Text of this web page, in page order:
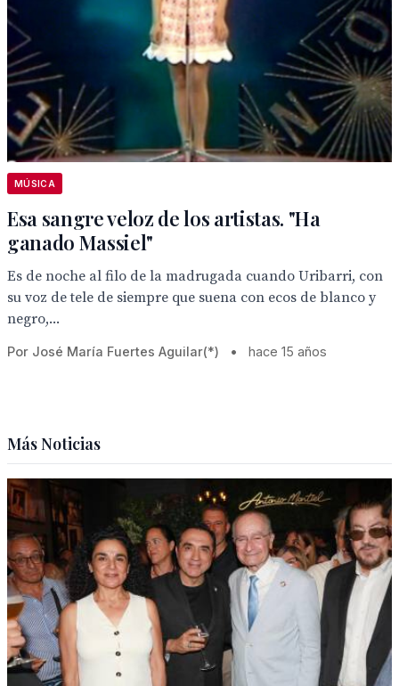
MÚSICA
Esa sangre veloz de los artistas. "Ha
ganado Massiel"
Es de noche al filo de la madrugada cuando Uribarri, con
su voz de tele de siempre que suena con ecos de blanco y
negro,...
Por José María Fuertes Aguilar(*) • hace 15 años
Más Noticias